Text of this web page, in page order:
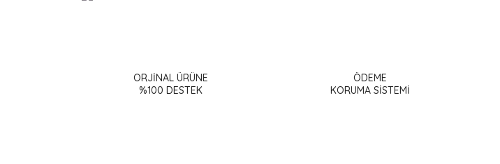
Ürün resmi kalitesiz, bozuk veya görüntülenemiyor.
ORJİNAL ÜRÜNE
%100 DESTEK
ÖDEME
KORUMA SİSTEMİ